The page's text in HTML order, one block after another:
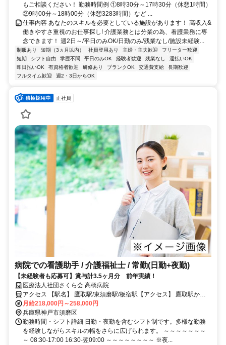
もご相談ください！ 勤務時間例 ①8時30分～17時30分（休憩1時間）
②9時00分～18時00分（休憩3283時間）など ...
仕事内容 あなたのスキルを必要としている施設があります！ 高収入&
働きやすさ重視のお仕事探し! 介護業務とは分業の為、看護業務に専
念できます！ 週2日～/平日のみOK/日勤のみ/残業なし/施設未経験...
制服あり 短期（3ヵ月以内） 社員登用あり 主婦・主夫歓迎
フリーター歓迎
短期
シフト自由 学歴不問 平日のみOK 経験者歓迎 残業なし
週払いOK
即日払いOK
有資格者歓迎 研修あり ブランクOK 交通費支給
長期歓迎
フルタイム歓迎
週2・3日からOK
正社員
病院での看護助手 / 介護福祉士 / 常勤(日勤+夜勤)
【未経験者も応募可】賞与計3.5ヶ月分 前年実績！
医療法人社団さくら会 高橋病院
アクセス 【駅名】 鷹取駅/東須磨駅/板宿駅【アクセス】 鷹取駅から
徒歩4分
月給218,000円～258,000円
兵庫県神戸市須磨区
勤務時間・シフト詳細 日勤・夜勤を含むシフト制です。多様な勤務
を経験しながらスキルの幅をさらに広げられます。 ～～～～～～～
～ 08:30-17:00 16:30‐翌09:00 ～～～～～～～～ ※夜...